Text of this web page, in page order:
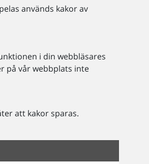
används kakor av
i din webbläsares
på vår webbplats inte
att kakor sparas.